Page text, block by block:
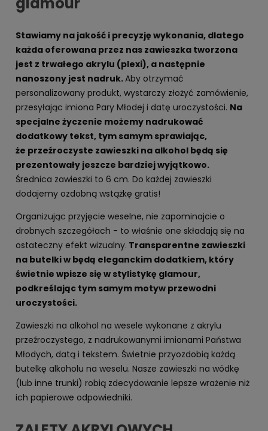
Stawiamy na jakość i precyzję wykonania, dlatego
każda oferowana przez nas zawieszka tworzona
jest z trwałego akrylu (plexi), a następnie
nanoszony jest nadruk.Aby otrzymać
personalizowany produkt, wystarczy złożyć zamówienie,
przesyłając imiona Pary Młodej i datę uroczystości. Na
specjalne życzenie możemy nadrukować
dodatkowy tekst, tym samym sprawiając,
że przeźroczyste zawieszki na alkohol będą się
prezentowały jeszcze bardziej wyjątkowo.
Średnica zawieszki to 6 cm. Do każdej zawieszki
dodajemy ozdobną wstążkę gratis!
Organizując przyjęcie weselne, nie zapominajcie o
drobnych szczegółach - to właśnie one składają się na
ostateczny efekt wizualny. Transparentne zawieszki
na butelki w będą eleganckim dodatkiem, który
świetnie wpisze się w stylistykę glamour,
podkreślając tym samym motyw przewodni
uroczystości.
Zawieszki na alkohol na wesele wykonane z akrylu
przeźroczystego, z nadrukowanymi imionami Państwa
Młodych, datą i tekstem. Świetnie przyozdobią każdą
butelkę alkoholu na weselu. Nasze zawieszki na wódkę
(lub inne trunki) robią zdecydowanie lepsze wrażenie niż
ich papierowe odpowiedniki.